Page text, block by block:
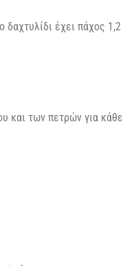
δαχτυλίδι έχει πάχος 1,2
και των πετρών για κάθε